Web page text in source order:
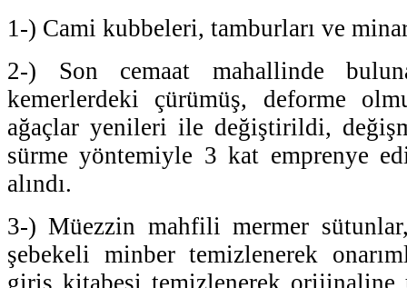
1-) Cami kubbeleri, tamburları ve
2-) Son cemaat mahallinde
kemerlerdeki çürümüş, deforme
ağaçlar yenileri ile değiştirildi,
sürme yöntemiyle 3 kat emprenye
alındı.
3-) Müezzin mahfili mermer
şebekeli minber temizlenerek
giriş kitabesi temizlenerek orijinaline